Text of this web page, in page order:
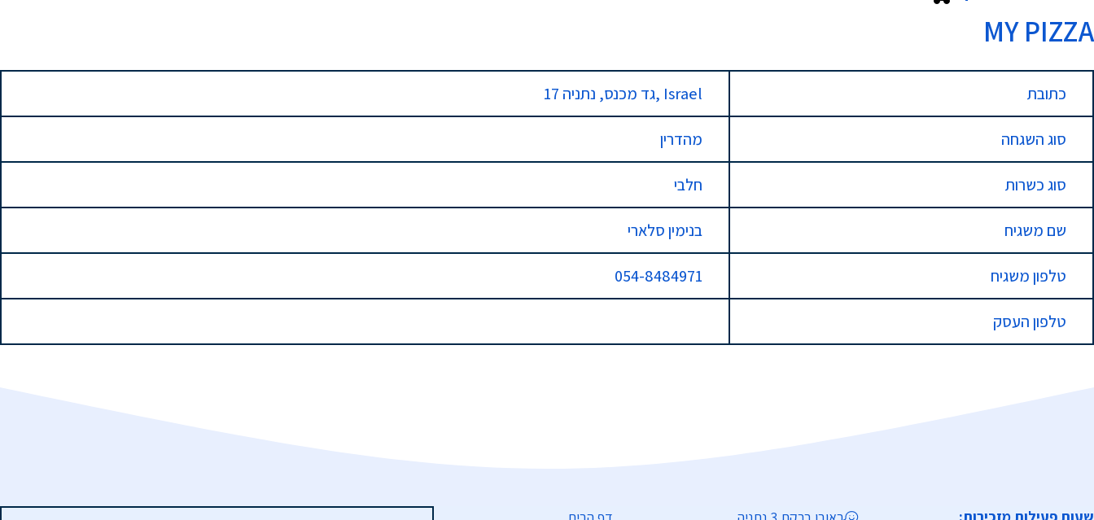
MY PIZZA
כתובת 17 גד מכנס, נתניה, Israel
סוג השגחה מהדרין
סוג כשרות חלבי
שם משגיח בנימין סלארי
טלפון משגיח 054-8484971
טלפון העסק